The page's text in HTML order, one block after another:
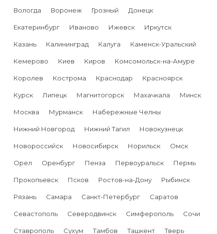
Вологда Воронеж Грозный Донецк
Екатеринбург Иваново Ижевск Иркутск
Казань Калининград Калуга Каменск-Уральский
Кемерово Киев Киров Комсомольск-на-Амуре
Королев Кострома Краснодар Красноярск
Курск Липецк Магнитогорск Махачкала Минск
Москва Мурманск Набережные Челны
Нижний Новгород Нижний Тагил Новокузнецк
Новороссийск Новосибирск Норильск Омск
Орел Оренбург Пенза Первоуральск Пермь
Прокопьевск Псков Ростов-на-Дону Рыбинск
Рязань Самара Санкт-Петербург Саратов
Севастополь Северодвинск Симферополь Сочи
Ставрополь Сухум Тамбов Ташкент Тверь